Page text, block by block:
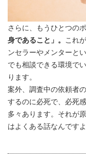
さらに、もうひとつの
身であること」。
これ
ンセラーやメンターと
でも相談できる環境で
ります。
案外、調査中の依頼者
するのに必死で、必死
多々あります。それが
はよくある話なんですよ